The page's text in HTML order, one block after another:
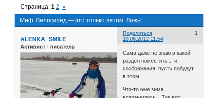
Миф. Велосипед — это только летом. Ложь!
Страница:1 2 »
Поделиться
1
10.06.2012 11:54
ALENKA_SMILE
Активист - писатель
Сама даже не знаю в какой
раздел поместить эти
соображения, пусть побудут
в этом.
Что-то мне зима